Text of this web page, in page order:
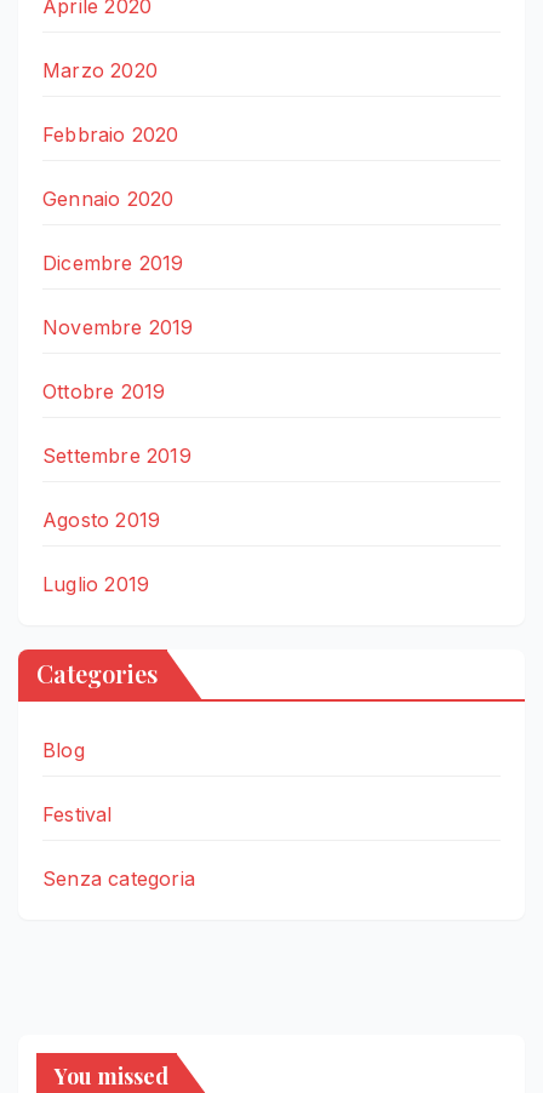
Aprile 2020
Marzo 2020
Febbraio 2020
Gennaio 2020
Dicembre 2019
Novembre 2019
Ottobre 2019
Settembre 2019
Agosto 2019
Luglio 2019
Categories
Blog
Festival
Senza categoria
You missed